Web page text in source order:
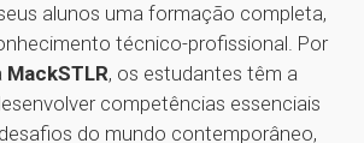
alunos uma formação completa,
técnico-profissional. Por
MackSTLR, os estudantes têm a
competências essenciais
do mundo contemporâneo,